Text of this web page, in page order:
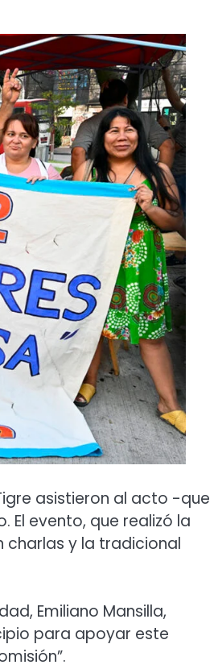
asistieron al acto -que
El evento, que realizó la
charlas y la tradicional
Emiliano Mansilla,
para apoyar este